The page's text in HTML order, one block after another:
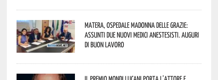
Matera, Ospedale Madonna delle Grazie:
assunti due nuovi medici anestesisti. Auguri
di buon lavoro